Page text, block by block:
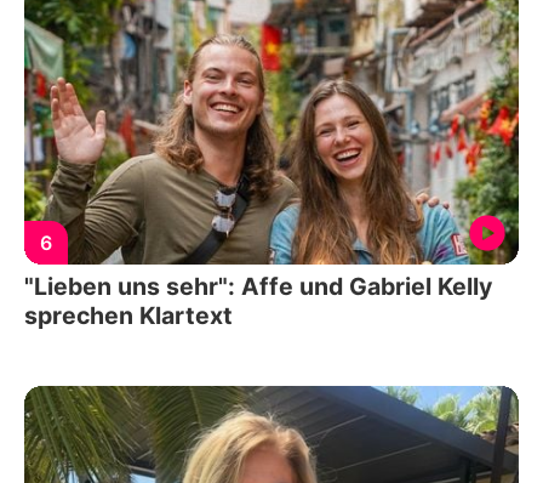
6
"Lieben uns sehr": Affe und Gabriel Kelly
sprechen Klartext